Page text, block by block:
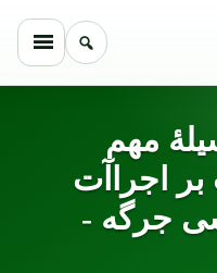
مهم
اجراآت
جرگه -